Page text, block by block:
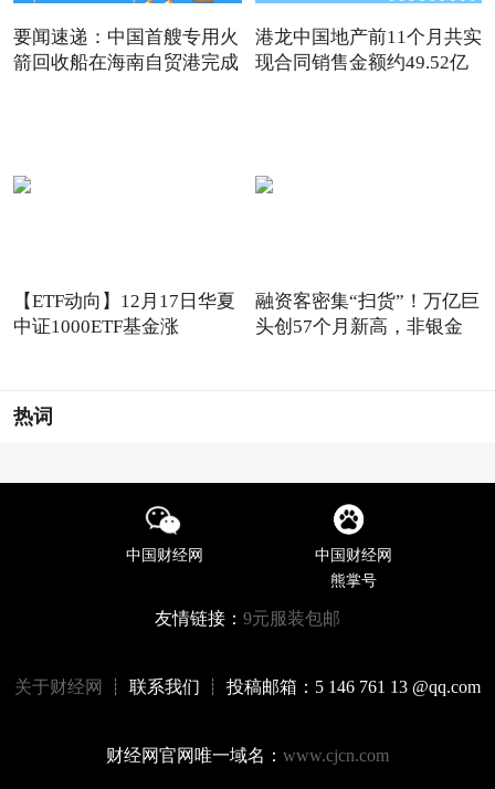
要闻速递：中国首艘专用火
箭回收船在海南自贸港完成
港龙中国地产前11个月共实
现合同销售金额约49.52亿
【ETF动向】12月17日华夏
中证1000ETF基金涨
融资客密集“扫货”！万亿巨
头创57个月新高，非银金
热词
中国财经网
中国财经网
熊掌号
友情链接： 9元服装包邮
关于财经网 ┊ 联系我们 ┊ 投稿邮箱：5 146 761 13 @qq.com
财经网官网唯一域名： www.cjcn.com